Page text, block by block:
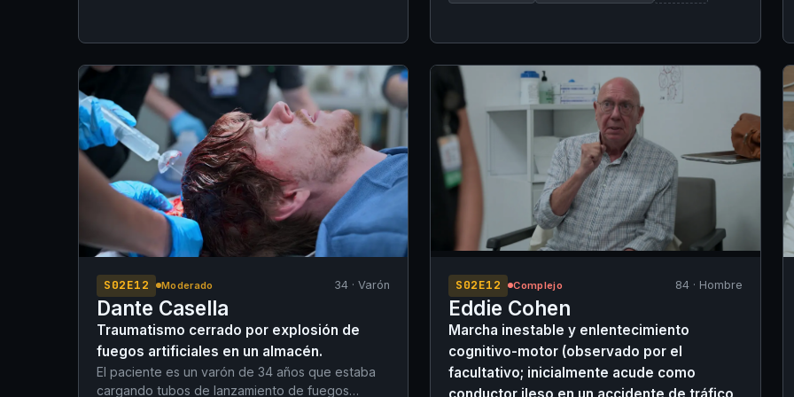
6 metros en su lugar de trabajo. Sus compañeros
lo encontraron inconsciente tras no responder
por radio, y fue trasladado de vuelta a Urgencias
por los servicios de emergencias
extrahospitalarias (SAMUR/061).
S02E12 Moderado 34 · Varón
Dante Casella
Traumatismo cerrado por explosión de
fuegos artificiales en un almacén.
El paciente es un varón de 34 años que estaba
cargando tubos de lanzamiento de fuegos
S02E12 Complejo 84 · Hombre
Eddie Cohen
Marcha inestable y enlentecimiento
cognitivo-motor (observado por el
facultativo; inicialmente acude como
conductor ileso en un accidente de tráfico